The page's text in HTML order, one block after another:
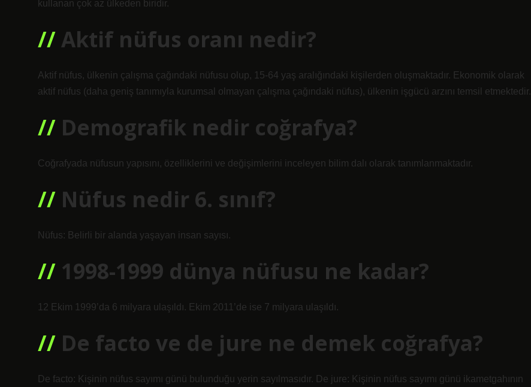
kullanan çok az ülkeden biridir.
Aktif nüfus oranı nedir?
Aktif nüfus, ülkenin çalışma çağındaki nüfusu olup, 15-64 yaş aralığındaki kişilerden oluşmaktadır. Ekonomik olarak
aktif nüfus (daha geniş tanımıyla kurumsal olmayan çalışma çağındaki nüfus), ülkenin işgücü arzını temsil etmektedir.
Demografik nedir coğrafya?
Coğrafyada nüfusun yapısını, özelliklerini ve değişimlerini inceleyen bilim dalı olarak tanımlanmaktadır.
Nüfus nedir 6. sınıf?
Nüfus: Belirli bir alanda yaşayan insan sayısı.
1998-1999 dünya nüfusu ne kadar?
12 Ekim 1999’da 6 milyara ulaşıldı. Ekim 2011’de ise 7 milyara ulaşıldı.
De facto ve de jure ne demek coğrafya?
De facto: Kişinin nüfus sayımı günü bulunduğu yerin sayılmasıdır. De jure: Kişinin nüfus sayımı günü ikametgahının